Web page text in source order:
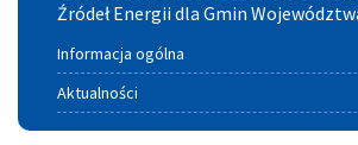
Szczucinie
Projekt
Budowy
Instalacji
Odnawialnych
Źródeł Energii dla Gmin
Informacja ogólna
Aktualności